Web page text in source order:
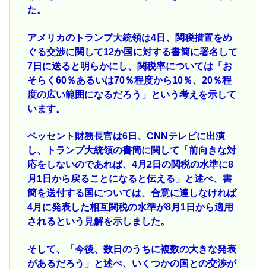
た。
アメリカのトランプ大統領は4日、関税措置をめ
ぐる交渉に関して12か国に対する書簡に署名して
7日に送ると明らかにし、関税率については「お
そらく60％あるいは70％程度から10％、20％程
度の広い範囲になるだろう」という考えを示して
います。
ベッセント財務長官は6日、CNNテレビに出演
し、トランプ大統領の書簡に関して「前向きな対
応をしないのであれば、4月2日の関税の水準に8
月1日から戻ることになると伝える」と述べ、書
簡を送付する国については、合意に達しなければ
4月に発表した相互関税の水準が8月1日から適用
されるという見解を示しました。
そして、「今後、数日のうちに複数の大きな発表
があるだろう」と述べ、いくつかの国との交渉が